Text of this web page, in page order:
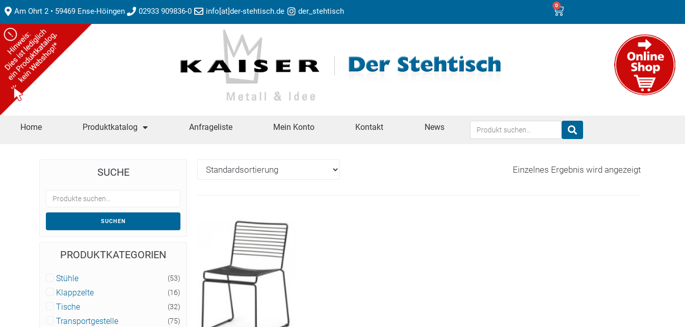
Am Ohrt 2 • 59469 Ense-Höingen 02933 909836-0 info[at]der-stehtisch.de der_stehtisch
0
Home Produktkatalog Anfrageliste Mein Konto Kontakt News
Einzelnes Ergebnis wird angezeigt
SUCHE
SUCHEN
PRODUKTKATEGORIEN
Stühle (53)
Klappzelte (16)
Tische (32)
Transportgestelle (75)